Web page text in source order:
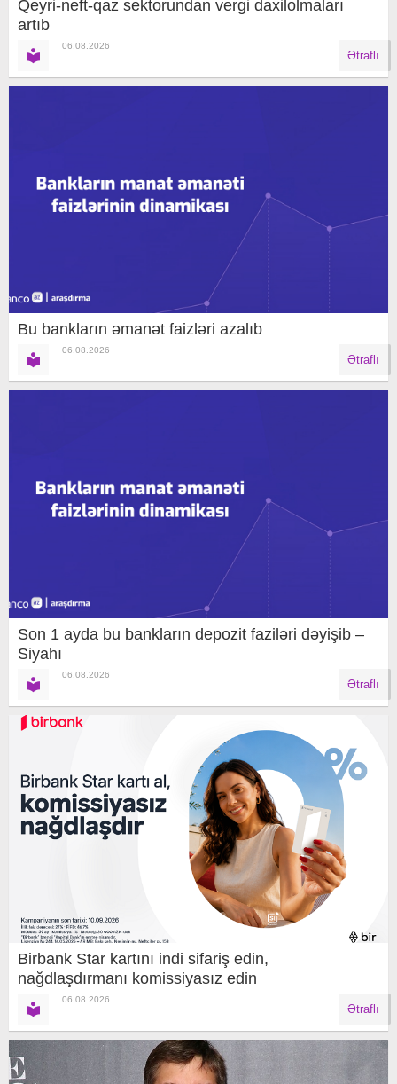
Qeyri-neft-qaz sektorundan vergi daxilolmaları
artıb
06.08.2026
Ətraflı
Bu bankların əmanət faizləri azalıb
06.08.2026
Ətraflı
Son 1 ayda bu bankların depozit faziləri dəyişib –
Siyahı
06.08.2026
Ətraflı
Birbank Star kartını indi sifariş edin,
nağdlaşdırmanı komissiyasız edin
06.08.2026
Ətraflı